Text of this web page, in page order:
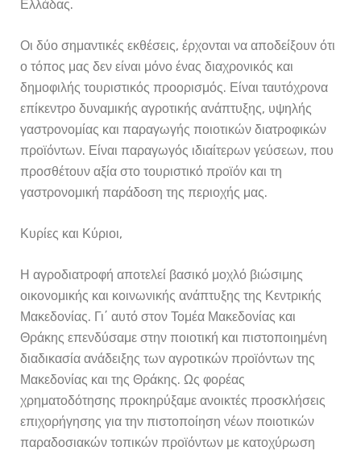
Ελλάδας.
Οι δύο σημαντικές εκθέσεις, έρχονται να αποδείξουν ότι
ο τόπος μας δεν είναι μόνο ένας διαχρονικός και
δημοφιλής τουριστικός προορισμός. Είναι ταυτόχρονα
επίκεντρο δυναμικής αγροτικής ανάπτυξης, υψηλής
γαστρονομίας και παραγωγής ποιοτικών διατροφικών
προϊόντων. Είναι παραγωγός ιδιαίτερων γεύσεων, που
προσθέτουν αξία στο τουριστικό προϊόν και τη
γαστρονομική παράδοση της περιοχής μας.
Κυρίες και Κύριοι,
Η αγροδιατροφή αποτελεί βασικό μοχλό βιώσιμης
οικονομικής και κοινωνικής ανάπτυξης της Κεντρικής
Μακεδονίας. Γι΄ αυτό στον Τομέα Μακεδονίας και
Θράκης επενδύσαμε στην ποιοτική και πιστοποιημένη
διαδικασία ανάδειξης των αγροτικών προϊόντων της
Μακεδονίας και της Θράκης. Ως φορέας
χρηματοδότησης προκηρύξαμε ανοικτές προσκλήσεις
επιχορήγησης για την πιστοποίηση νέων ποιοτικών
παραδοσιακών τοπικών προϊόντων με κατοχύρωση